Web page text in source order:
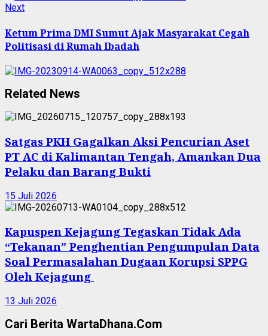
NextNext
Ketum Prima DMI Sumut Ajak Masyarakat Cegah
Politisasi di Rumah Ibadah
Related News
Satgas PKH Gagalkan Aksi Pencurian Aset
PT AC di Kalimantan Tengah, Amankan Dua
Pelaku dan Barang Bukti
15 Juli 2026
Kapuspen Kejagung Tegaskan Tidak Ada
“Tekanan” Penghentian Pengumpulan Data
Soal Permasalahan Dugaan Korupsi SPPG
Oleh Kejagung
13 Juli 2026
Cari Berita WartaDhana.Com